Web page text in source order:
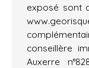
exposé sont
conseillère
Auxerre